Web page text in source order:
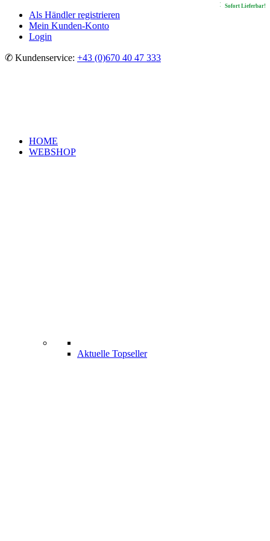
Als Händler registrieren
Mein Kunden-Konto
Login
✆ Kundenservice: +43 (0)670 40 47 333
HOME
WEBSHOP
Aktuelle Topseller
In Kürze lieferbar!
In Kürze lieferbar!
In Kürze lieferbar!
Sofort Lieferbar!